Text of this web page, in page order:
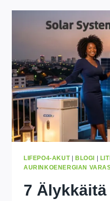
2026:
HINNAT,
TOIMITTAJAT
OSTAJAN
OPAS
LIFEPO4-AKUT| BLOGI
AURINKOENERGIAN
7